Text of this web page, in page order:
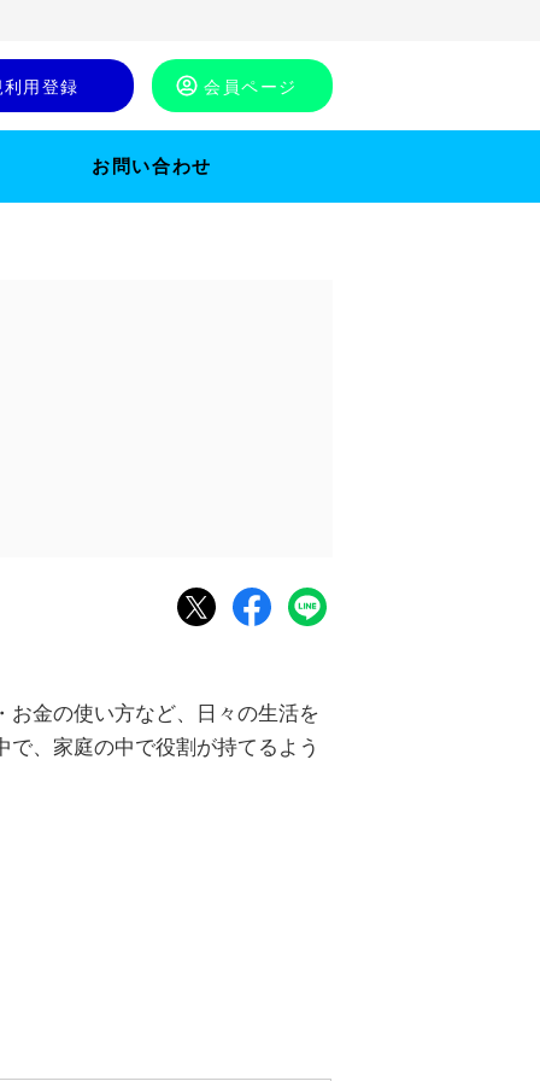
会員ページ
用登録
お問い合わせ
金の使い方など、日々の生活を
、家庭の中で役割が持てるよう